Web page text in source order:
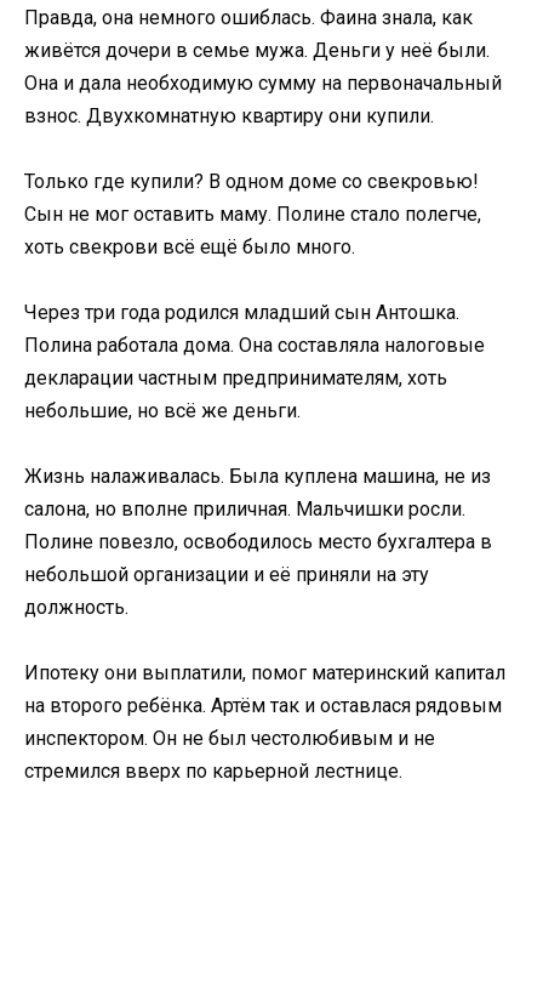
Правда, она немного ошиблась. Фаина знала, как
живётся дочери в семье мужа. Деньги у неё были.
Она и дала необходимую сумму на первоначальный
взнос. Двухкомнатную квартиру они купили.
Только где купили? В одном доме со свекровью!
Сын не мог оставить маму. Полине стало полегче,
хоть свекрови всё ещё было много.
Через три года родился младший сын Антошка.
Полина работала дома. Она составляла налоговые
декларации частным предпринимателям, хоть
небольшие, но всё же деньги.
Жизнь налаживалась. Была куплена машина, не из
салона, но вполне приличная. Мальчишки росли.
Полине повезло, освободилось место бухгалтера в
небольшой организации и её приняли на эту
должность.
Ипотеку они выплатили, помог материнский капитал
на второго ребёнка. Артём так и оставлася рядовым
инспектором. Он не был честолюбивым и не
стремился вверх по карьерной лестнице.